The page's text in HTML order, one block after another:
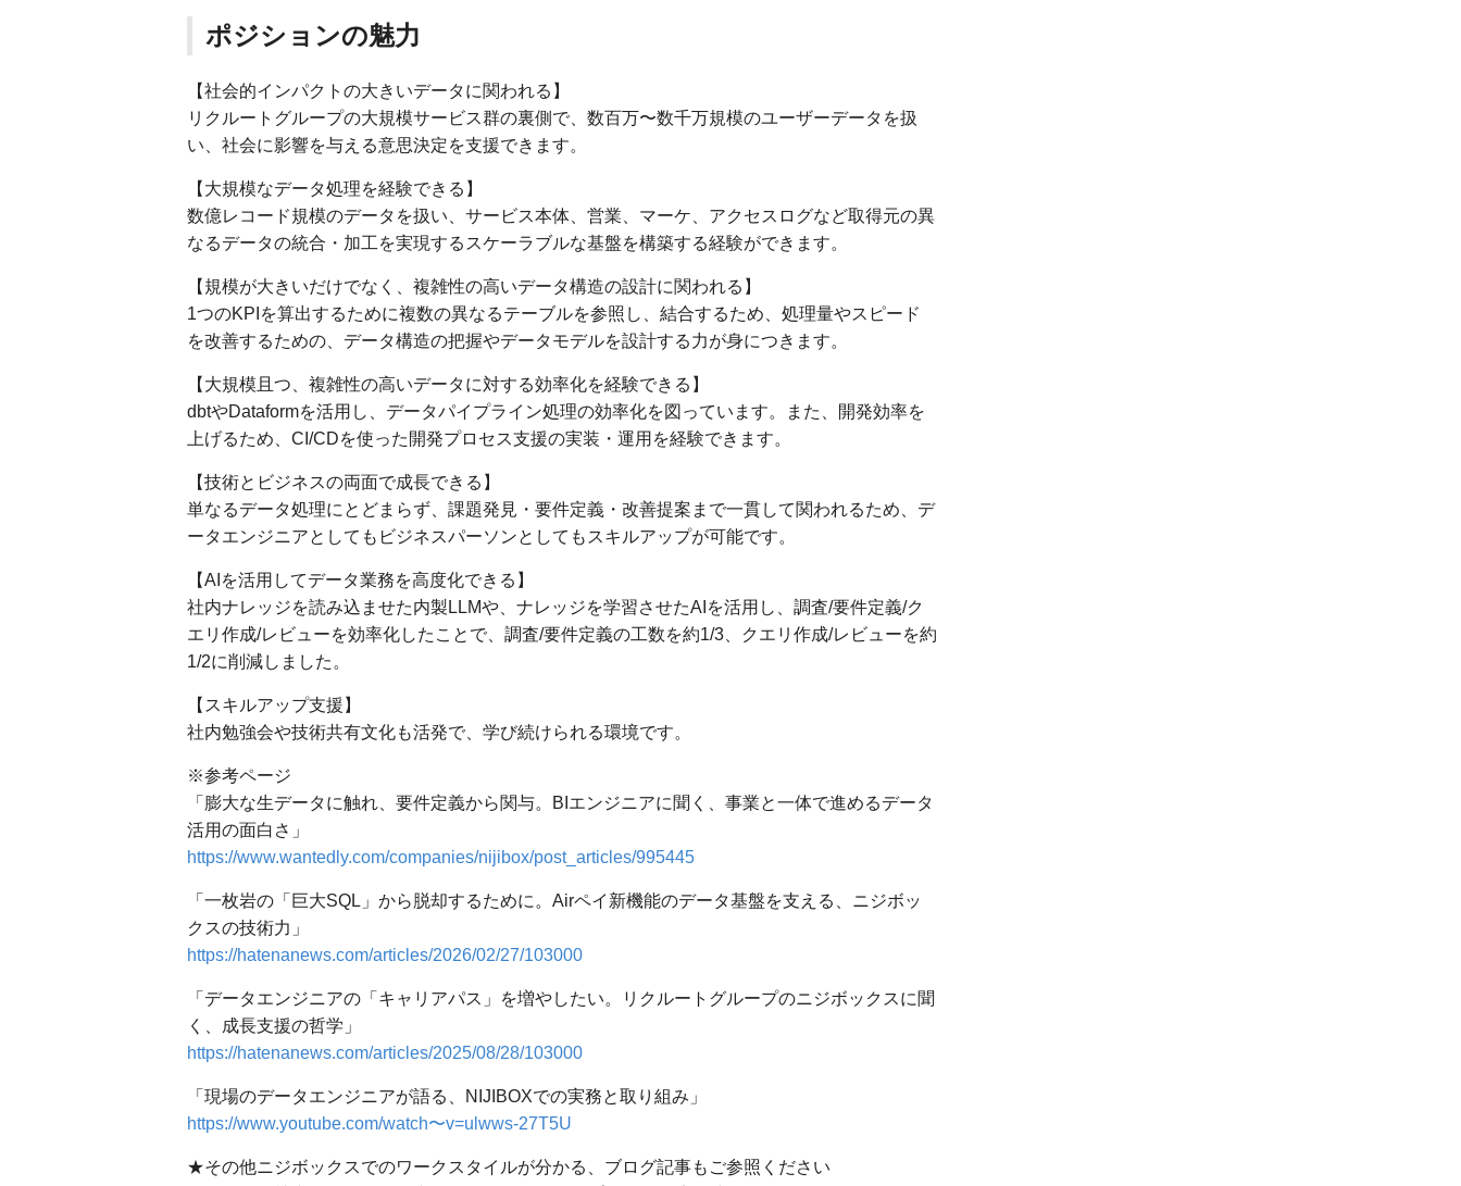
ポジションの魅力
【社会的インパクトの大きいデータに関われる】
リクルートグループの大規模サービス群の裏側で、数百万〜数千万規模のユーザーデータを扱
い、社会に影響を与える意思決定を支援できます。
【大規模なデータ処理を経験できる】
数億レコード規模のデータを扱い、サービス本体、営業、マーケ、アクセスログなど取得元の異
なるデータの統合・加工を実現するスケーラブルな基盤を構築する経験ができます。
【規模が大きいだけでなく、複雑性の高いデータ構造の設計に関われる】
1つのKPIを算出するために複数の異なるテーブルを参照し、結合するため、処理量やスピード
を改善するための、データ構造の把握やデータモデルを設計する力が身につきます。
【大規模且つ、複雑性の高いデータに対する効率化を経験できる】
dbtやDataformを活用し、データパイプライン処理の効率化を図っています。また、開発効率を
上げるため、CI/CDを使った開発プロセス支援の実装・運用を経験できます。
【技術とビジネスの両面で成長できる】
単なるデータ処理にとどまらず、課題発見・要件定義・改善提案まで一貫して関われるため、デ
ータエンジニアとしてもビジネスパーソンとしてもスキルアップが可能です。
【AIを活用してデータ業務を高度化できる】
社内ナレッジを読み込ませた内製LLMや、ナレッジを学習させたAIを活用し、調査/要件定義/ク
エリ作成/レビューを効率化したことで、調査/要件定義の工数を約1/3、クエリ作成/レビューを約
1/2に削減しました。
【スキルアップ支援】
社内勉強会や技術共有文化も活発で、学び続けられる環境です。
※参考ページ
「膨大な生データに触れ、要件定義から関与。BIエンジニアに聞く、事業と一体で進めるデータ
活用の面白さ」
https://www.wantedly.com/companies/nijibox/post_articles/995445
「一枚岩の「巨大SQL」から脱却するために。Airペイ新機能のデータ基盤を支える、ニジボッ
クスの技術力」
https://hatenanews.com/articles/2026/02/27/103000
「データエンジニアの「キャリアパス」を増やしたい。リクルートグループのニジボックスに聞
く、成長支援の哲学」
https://hatenanews.com/articles/2025/08/28/103000
「現場のデータエンジニアが語る、NIJIBOXでの実務と取り組み」
https://www.youtube.com/watch〜v=ulwws-27T5U
★その他ニジボックスでのワークスタイルが分かる、ブログ記事もご参照ください